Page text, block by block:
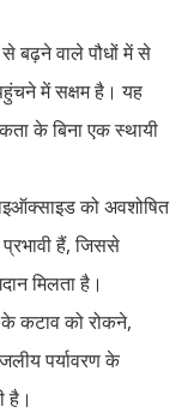
बढ़ने वाले पौधों में से
में सक्षम है। यह
के बिना एक स्थायी
को अवशोषित
हैं, जिससे
मिलता है।
के कटाव को रोकने,
पर्यावरण के
है।